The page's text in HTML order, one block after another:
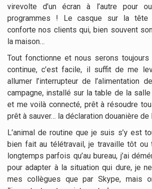
virevolte d’un écran à l’autre pour
programmes ! Le casque sur la tête
conforte nos clients qui, bien souvent
la maison…
Tout fonctionne et nous serons
continue, c’est facile, il suffit de me
allumer l’interrupteur de l’alimentation
campagne, installé sur la table de la
et me voilà connecté, prêt à résoudre
prêt à sauver… la déclaration douanière de
L’animal de routine que je suis s’y est
bien fait au télétravail, je travaille tôt ou
longtemps parfois qu’au bureau, j’ai
pour adapter à la situation qui dure, je
mes collègues que par Skype, mais